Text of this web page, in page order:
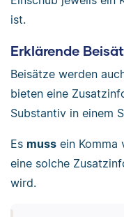
ist.
Erklärende
Beisätze werden
bieten eine
Substantiv in einem
Es muss ein Komma
eine solche
wird.